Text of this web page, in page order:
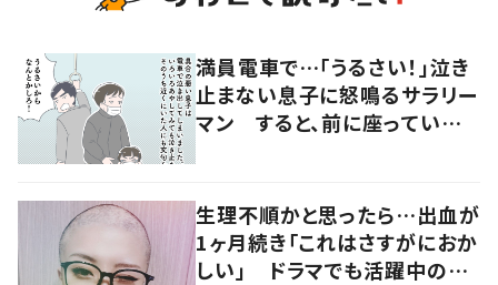
満員電車で…「うるさい！」泣き
止まない息子に怒鳴るサラリー
マン すると、前に座っていた
生理不順かと思ったら…出血が
1ヶ月続き「これはさすがにおか
しい」 ドラマでも活躍中の女